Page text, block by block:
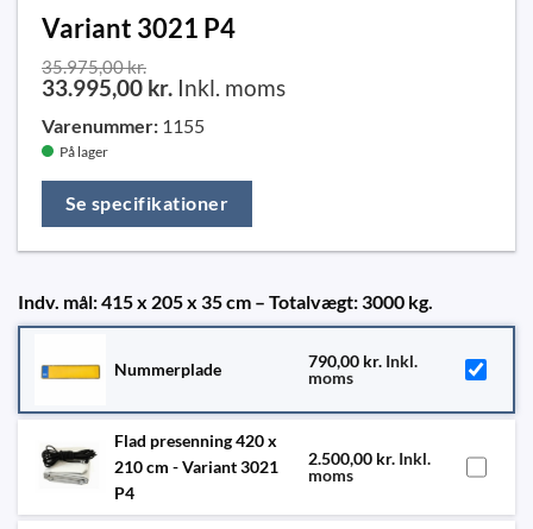
Variant 3021 P4
35.975,00kr.
33.995,00 kr. Inkl. moms
Varenummer: 1155
På lager
Se specifikationer
Indv. mål: 415 x 205 x 35 cm – Totalvægt: 3000 kg.
Nummerplade 790,00 kr.Inkl.
moms
Flad presenning 420 x
210 cm - Variant 3021
P4
2.500,00 kr.Inkl.
moms